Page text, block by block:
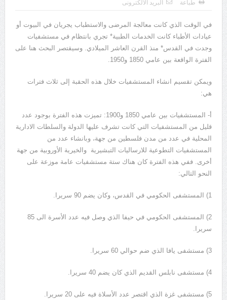
طباعة
البريد الالكترونى
في الوقت الذي كانت معالجة المرضى والاستطباب يجريان في البيوت أو
عيادات الأطباء كانت الخدمات الطبية* تجري بانتظام في مستشفيات
وجدت في القدس* منذ القرن العاشر الميلادي. وسيقتصر البحث هنا على
الفترة الواقعة بين عامي 1850 و1950.
ويمكن تقسيم انشاء المستشفيات خلال هذه الحقبة إلى ثلاث فترات
هي:
أ- المستشفيات بين عامي 1850 و1900: تميزت هذه الفترة بوجود عدد
قليل من المستشفيات التي كانت تشرف عليها الدولة والسلطات الادارية
المحلية في عدد من مدن فلسطين من جهة، وبانشاء عدد من
المستشفيات التطوعية للارساليات التبشيرية والخيرية الأوروبية من جهة
أخرى. ففي هذه الفترة كان هناك ستة مستشفيات عامة موزعة على
النحو التالي:
1) المستشفى الحكومي في القدس، وكان يضم 90 سريرا.
2) المستشفى الحكومي في حيفا الذي وصل فيه عدد الأسرة الى 85
سريرا.
3) مستشفى يافا الذي ضم حوالي 60 سريرا.
4) مستشفى نابلس القديم الذي كان يضم 40 سريرا.
5) مستشفى غزة الذي اقتصر عدد الأسلاة فيه على 20 سريرا.